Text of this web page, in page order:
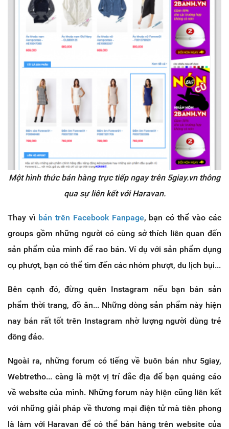
Một hình thức bán hàng trực tiếp ngay trên 5giay.vn thông
qua sự liên kết với Haravan.
Thay vì bán trên Facebook Fanpage, bạn có thể vào các
groups gồm những người có cùng sở thích liên quan đến
sản phẩm của mình để rao bán. Ví dụ với sản phẩm dụng
cụ phượt, bạn có thể tìm đến các nhóm phượt, du lịch bụi...
Bên cạnh đó, đừng quên Instagram nếu bạn bán sản
phẩm thời trang, đồ ăn... Những dòng sản phẩm này hiện
nay bán rất tốt trên Instagram nhờ lượng người dùng trẻ
đông đảo.
Ngoài ra, những forum có tiếng về buôn bán như 5giay,
Webtretho... càng là một vị trí đắc địa để bạn quảng cáo
về website của mình. Những forum này hiện cũng liên kết
với những giải pháp về thương mại điện tử mà tiên phong
là làm với Haravan để có thể bán hàng trên website của